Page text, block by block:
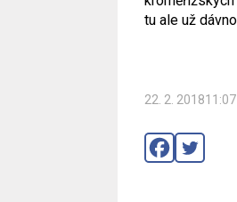
tu ale už
22. 2. 201811:07